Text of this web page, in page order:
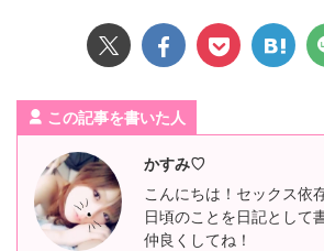
この記事を書いた人
かすみ♡
こんにちは！セックス依
日頃のことを日記として
仲良くしてね！